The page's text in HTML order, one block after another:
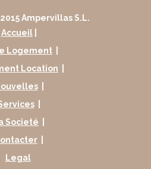
Ampervillas S.L.
Accueil
Logement
Location
Societé
Legal